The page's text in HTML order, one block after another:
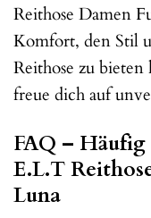
Reithose Damen
Komfort, den Stil
Reithose zu
freue dich auf
FAQ –
E.L.T
Luna